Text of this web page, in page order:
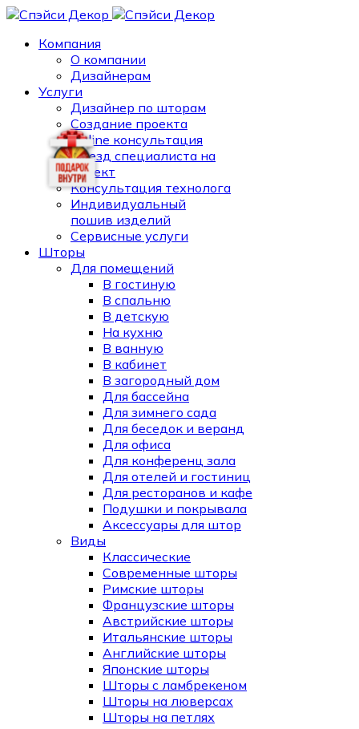
Компания
О компании
Дизайнерам
Услуги
Дизайнер по шторам
Создание проекта
Online консультация
Выезд специалиста на
объект
Консультация технолога
Индивидуальный
пошив изделий
Сервисные услуги
Шторы
Для помещений
В гостиную
В спальню
В детскую
На кухню
В ванную
В кабинет
В загородный дом
Для бассейна
Для зимнего сада
Для беседок и веранд
Для офиса
Для конференц зала
Для отелей и гостиниц
Для ресторанов и кафе
Подушки и покрывала
Аксессуары для штор
Виды
Классические
Современные шторы
Римские шторы
Французские шторы
Австрийские шторы
Итальянские шторы
Английские шторы
Японские шторы
Шторы с ламбрекеном
Шторы на люверсах
Шторы на петлях